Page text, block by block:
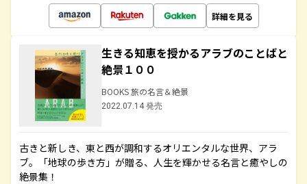
詳細を見る
生きる知恵を授かるアラブのことばと
絶景１００
BOOKS 旅の名言＆絶景
2022.07.14 発売
古きと新しき、東と西が調和するオリエンタルな世界、アラ
ブ。「地球の歩き方」が贈る、人生を輝かせる名言と癒やしの
絶景集！